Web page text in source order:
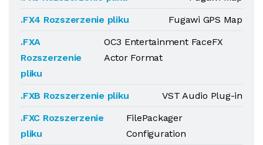
.FX4 Rozszerzenie pliku
Fugawi GPS Map
.FXA
Rozszerzenie
pliku
OC3 Entertainment FaceFX
Actor Format
.FXB Rozszerzenie pliku
VST Audio Plug-in
.FXC Rozszerzenie
pliku
FilePackager
Configuration